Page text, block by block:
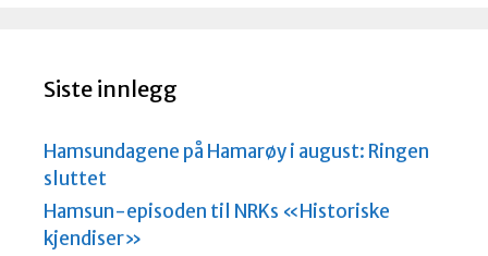
Siste innlegg
Hamsundagene på Hamarøy i august: Ringen
sluttet
Hamsun-episoden til NRKs «Historiske
kjendiser»